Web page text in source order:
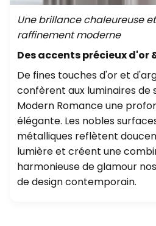
Une brillance chaleureuse
raffinement moderne
Des accents précieux d'or
De fines touches d'or et
confèrent aux luminaires de
Modern Romance une
élégante. Les nobles
métalliques reflètent
lumière et créent une
harmonieuse de glamour
de design contemporain.